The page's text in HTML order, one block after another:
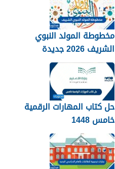
مخطوطة المولد النبوي
الشريف 2026 جديدة
حل كتاب المهارات الرقمية
خامس 1448